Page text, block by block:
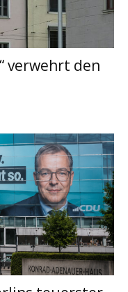
verwehrt den